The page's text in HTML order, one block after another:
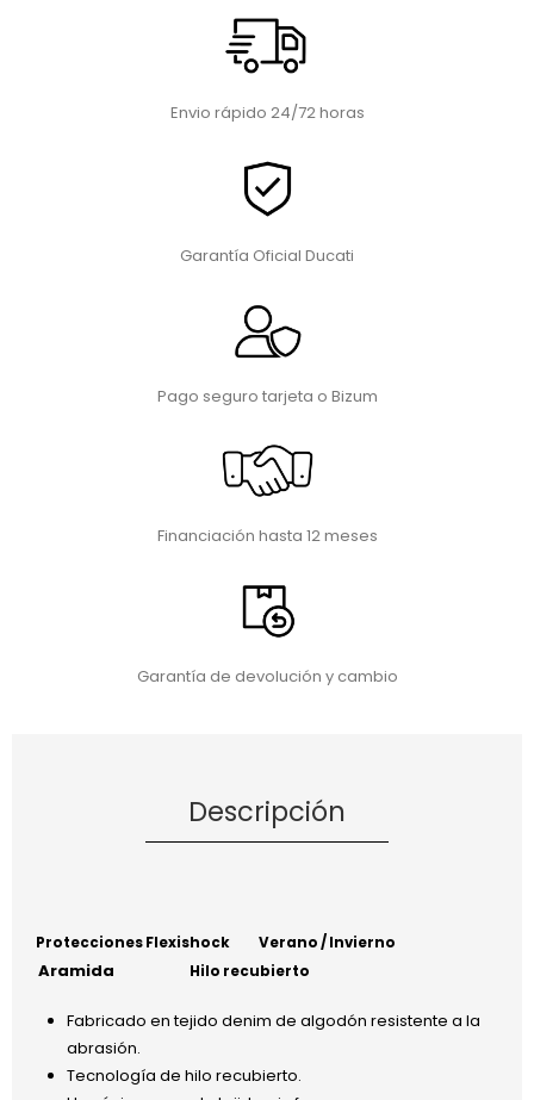
Envio rápido 24/72 horas
Garantía Oficial Ducati
Pago seguro tarjeta o Bizum
Financiación hasta 12 meses
Garantía de devolución y cambio
Descripción
Protecciones Flexishock Verano / Invierno
Aramida Hilo recubierto
Fabricado en tejido denim de algodón resistente a la
abrasión.
Tecnología de hilo recubierto.